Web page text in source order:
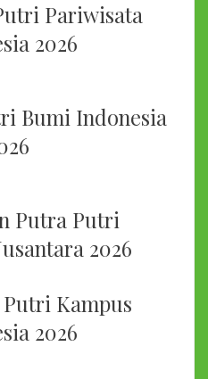
Pariwisata
2026
Bumi Indonesia
Putra Putri
2026
Kampus
2026